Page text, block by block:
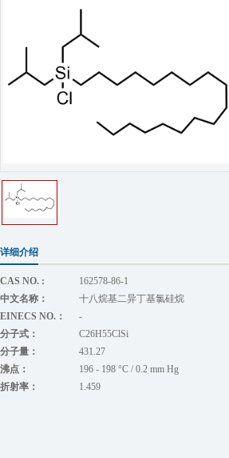
详细介绍
CAS NO. : 162578-86-1
中文名称：
十八烷基二异丁基氯硅烷
EINECS NO.：
-
分子式：
C26H55ClSi
分子量：
431.27
沸点：
196 - 198 °C / 0.2 mm Hg
折射率：
1.459